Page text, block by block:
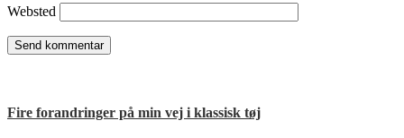
Websted
Fire forandringer på min vej i klassisk tøj